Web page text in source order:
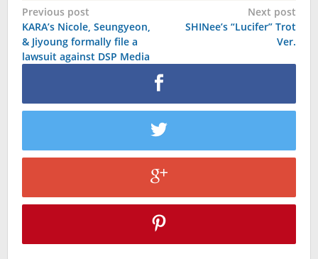
Post
navigation
Previous post
KARA’s Nicole, Seungyeon,
& Jiyoung formally file a
lawsuit against DSP Media
Next post
SHINee’s “Lucifer” Trot
Ver.